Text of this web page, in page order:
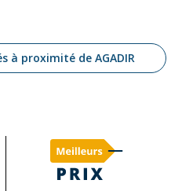
à proximité de AGADIR